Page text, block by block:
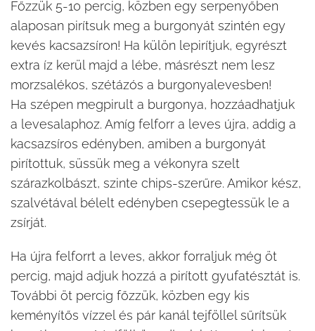
Főzzük 5-10 percig, közben egy serpenyőben
alaposan pirítsuk meg a burgonyát szintén egy
kevés kacsazsíron! Ha külön lepirítjuk, egyrészt
extra íz kerül majd a lébe, másrészt nem lesz
morzsalékos, szétázós a burgonyalevesben!
Ha szépen megpirult a burgonya, hozzáadhatjuk
a levesalaphoz. Amíg felforr a leves újra, addig a
kacsazsíros edényben, amiben a burgonyát
pirítottuk, süssük meg a vékonyra szelt
szárazkolbászt, szinte chips-szerűre. Amikor kész,
szalvétával bélelt edényben csepegtessük le a
zsírját.
Ha újra felforrt a leves, akkor forraljuk még öt
percig, majd adjuk hozzá a pirított gyufatésztát is.
További öt percig főzzük, közben egy kis
keményítős vízzel és pár kanál tejföllel sűrítsük